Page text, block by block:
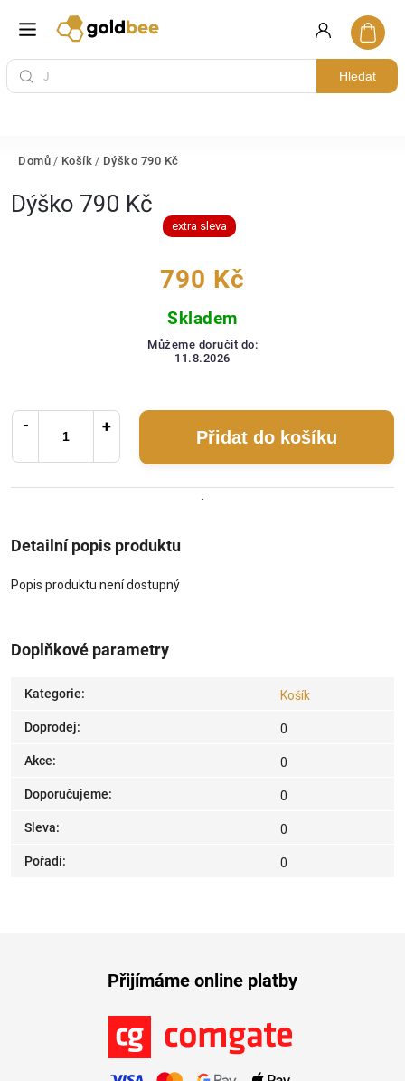
Hledat
Domů / Košík / Dýško 790 Kč
Dýško 790 Kč
extra sleva
790 Kč
Skladem
Můžeme doručit do:
11.8.2026
Přidat do košíku
Detailní popis produktu
Popis produktu není dostupný
Doplňkové parametry
Kategorie: Košík
Doprodej: 0
Akce: 0
Doporučujeme: 0
Sleva: 0
Pořadí: 0
Přijímáme online platby